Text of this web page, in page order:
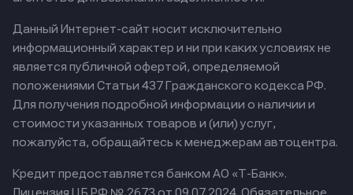
Данный Интернет-сайт носит исключительно
информационный характер и ни при каких условиях не
является публичной офертой, определяемой
положениями Статьи 437 Гражданского кодекса РФ.
Для получения подробной информации о наличии и
стоимости указанных товаров и (или) услуг,
пожалуйста, обращайтесь к менеджерам автоцентра.
Кредит предоставляется банком АО «Т-Банк».